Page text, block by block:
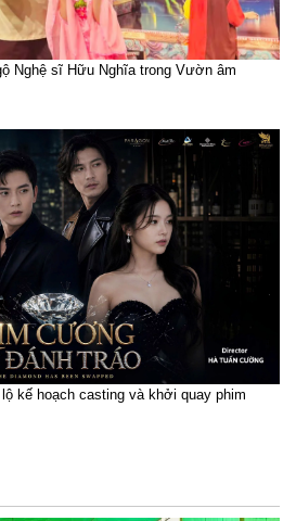
Nghệ sĩ Hữu Nghĩa trong Vườn âm
kế hoạch casting và khởi quay phim